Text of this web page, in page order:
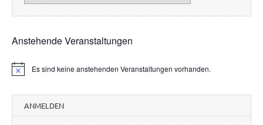
Anstehende Veranstaltungen
H
i
Es sind keine anstehenden Veranstaltungen vorhanden.
ANMELDEN